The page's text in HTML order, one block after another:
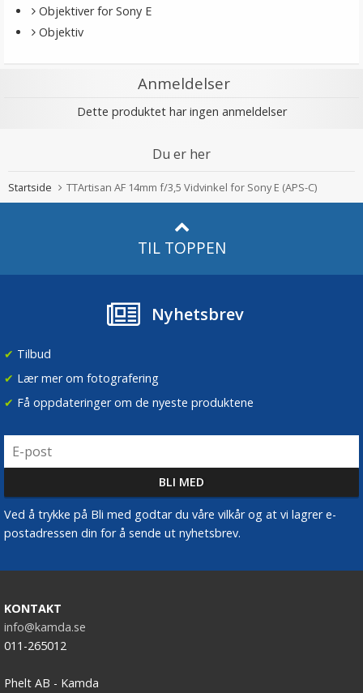
Objektiver for Sony E
Objektiv
Anmeldelser
Dette produktet har ingen anmeldelser
Du er her
Startside TTArtisan AF 14mm f/3,5 Vidvinkel for Sony E (APS-C)
TIL TOPPEN
Nyhetsbrev
✔ Tilbud
✔ Lær mer om fotografering
✔ Få oppdateringer om de nyeste produktene
Ved å trykke på Bli med godtar du våre vilkår og at vi lagrer e-
postadressen din for å sende ut nyhetsbrev.
KONTAKT
info@kamda.se
011-265012
Phelt AB - Kamda